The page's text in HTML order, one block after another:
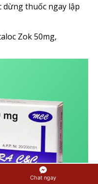
thuốc ngay lập
Zok 50mg,
Chat ngay